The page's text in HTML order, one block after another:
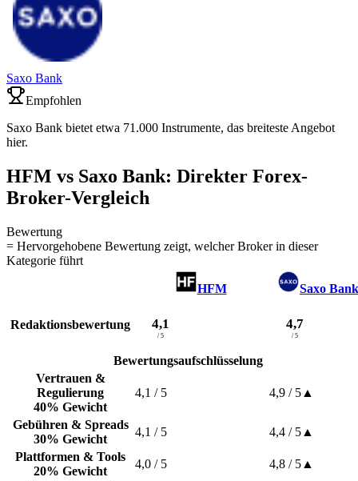
Saxo Bank
Empfohlen
Saxo Bank bietet etwa 71.000 Instrumente, das breiteste Angebot
hier.
HFM vs Saxo Bank: Direkter Forex-
Broker-Vergleich
Bewertung
= Hervorgehobene Bewertung zeigt, welcher Broker in dieser
Kategorie führt
HFM Saxo Bank
Redaktionsbewertung 4,1
/ 5
4,7
/ 5
Bewertungsaufschlüsselung
Vertrauen &
Regulierung
40% Gewicht
4,1 / 5 4,9 / 5 ▲
Gebühren & Spreads
30% Gewicht
4,1 / 5 4,4 / 5 ▲
Plattformen & Tools
20% Gewicht
4,0 / 5 4,8 / 5 ▲